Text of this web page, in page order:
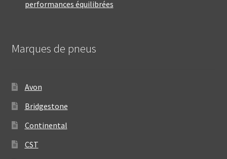
performances équilibrées
Marques de pneus
Avon
Bridgestone
Continental
CST